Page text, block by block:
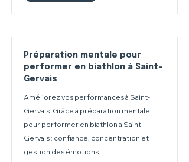
Préparation mentale pour
performer en biathlon à Saint-
Gervais
Améliorez vos performances à Saint-
Gervais. Grâce à préparation mentale
pour performer en biathlon à Saint-
Gervais : confiance, concentration et
gestion des émotions.